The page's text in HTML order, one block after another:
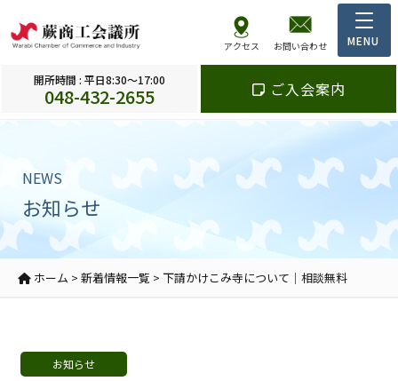
アクセス お問い合わせ
開所時間 : 平日8:30～17:00
048-432-2655 ご入会案内
NEWS
お知らせ
ホーム > 新着情報一覧 > 下請かけこみ寺について｜相談無料
お知らせ